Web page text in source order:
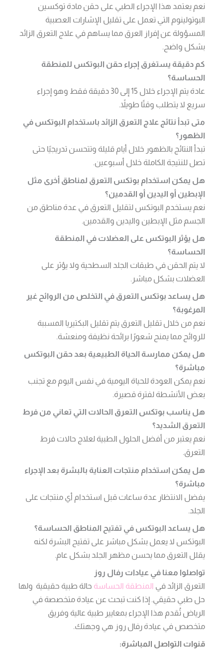
نعم يعتمد هذا الإجراء الطبي على حقن مادة توكسين
البوتولينوم التي تعمل على تقليل الإشارات العصبية
المسؤولة عن إفراز العرق مما يساهم في علاج التعرق الزائد
بشكل واضح.
كم دقيقة يستغرق إجراء حقن البوتكس للمنطقة
الحساسة؟
عادة يتم الإجراء خلال 15 إلى 30 دقيقة فقط وهو إجراء
سريع لا يتطلب وقتًا طويلاً.
متى تبدأ نتائج علاج التعرق الزائد باستخدام البوتكس في
الظهور؟
تبدأ النتائج بالظهور خلال أيام قليلة وتتحسن تدريجيًا حتى
تصل للنتيجة الكاملة خلال أسبوعين.
هل يمكن استخدام بوتكس التعرق لمناطق أخرى مثل
الإبطين أو اليدين أو القدمين؟
نعم يستخدم البوتكس لتقليل التعرق في عدة مناطق من
الجسم مثل الإبطين واليدين والقدمين.
هل يؤثر البوتكس على العضلات في المنطقة
الحساسة؟
لا يتم الحقن في طبقات الجلد السطحية ولا يؤثر على
العضلات بشكل مباشر.
هل يساعد بوتكس التعرق في التخلص من الروائح غير
المرغوبة؟
نعم من خلال تقليل التعرق يتم تقليل البكتيريا المسببة
للروائح مما يمنح شعورًا برائحة نظيفة ومنعشة.
هل يمكن ممارسة الحياة الطبيعية بعد حقن البوتكس
مباشرة؟
نعم يمكن العودة للحياة اليومية في نفس اليوم مع تجنب
بعض الأنشطة لفترة قصيرة.
هل يناسب بوتكس التعرق الحالات التي تعاني من فرط
التعرق الشديد؟
نعم يعتبر من أفضل الحلول الطبية لعلاج حالات فرط
التعرق.
هل يمكن استخدام منتجات العناية بالبشرة بعد الإجراء
مباشرة؟
يفضل الانتظار عدة ساعات قبل استخدام أي منتجات على
الجلد.
هل يساعد البوتكس في تفتيح المناطق الحساسة؟
البوتكس لا يعمل بشكل مباشر على تفتيح البشرة لكنه
يقلل التعرق مما يحسن مظهر الجلد بشكل عام.
تواصلوا معنا في عيادات رفال روز
التعرق الزائد في المنطقة الحساسة حالة طبية حقيقية ولها
حل طبي حقيقي. إذا كنت تبحث عن عيادة متخصصة في
الرياض تُقدم هذا الإجراء بمعايير طبية عالية وفريق
متخصص في عيادة رفال روز هي وجهتك.
قنوات التواصل المباشرة: